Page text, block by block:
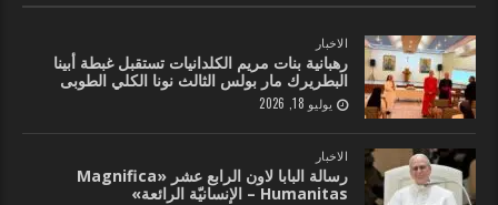
الاخبار
رهبانية بنات مريم الكلدانيات تستقبل غبطة أبينا
البطريرك مار بولس الثالث نونا الكلي الطوبى
يوليو 18, 2026
الاخبار
رسالة البابا لاون الرابع عشر «Magnifica
Humanitas – الإنسانيّة الرائعة»